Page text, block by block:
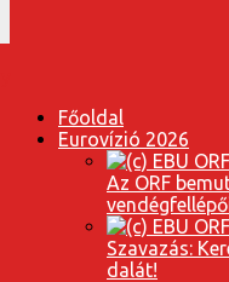
Főoldal
Eurovízió 2026
Az ORF
Szavazás:
dalát!